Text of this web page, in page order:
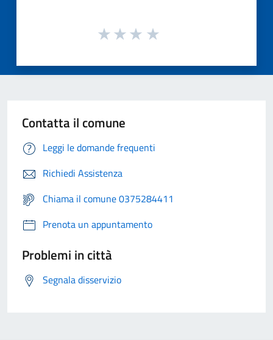
Contatta il comune
Leggi le domande frequenti
Richiedi Assistenza
Chiama il comune 0375284411
Prenota un appuntamento
Problemi in città
Segnala disservizio